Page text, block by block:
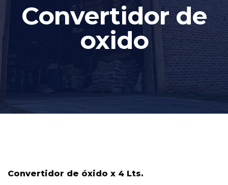
Convertidor de
oxido
Convertidor de óxido x 4 Lts.